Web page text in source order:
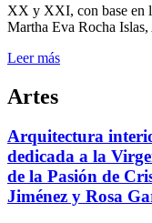
XX y XXI, con base en
Martha Eva Rocha
Leer más
Artes
Arquitectura
dedicada a la
de la Pasión de
Jiménez y Rosa